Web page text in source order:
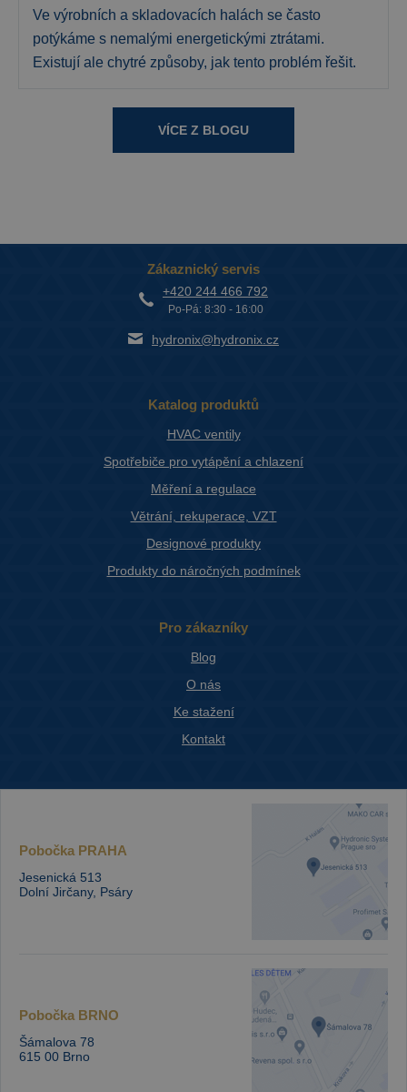
Ve výrobních a skladovacích halách se často
potýkáme s nemalými energetickými ztrátami.
Existují ale chytré způsoby, jak tento problém řešit.
VÍCE Z BLOGU
Zákaznický servis
+420 244 466 792
Po-Pá: 8:30 - 16:00
hydronix@hydronix.cz
Katalog produktů
HVAC ventily
Spotřebiče pro vytápění a chlazení
Měření a regulace
Větrání, rekuperace, VZT
Designové produkty
Produkty do náročných podmínek
Pro zákazníky
Blog
O nás
Ke stažení
Kontakt
Pobočka PRAHA
Jesenická 513
Dolní Jirčany, Psáry
Pobočka BRNO
Šámalova 78
615 00 Brno